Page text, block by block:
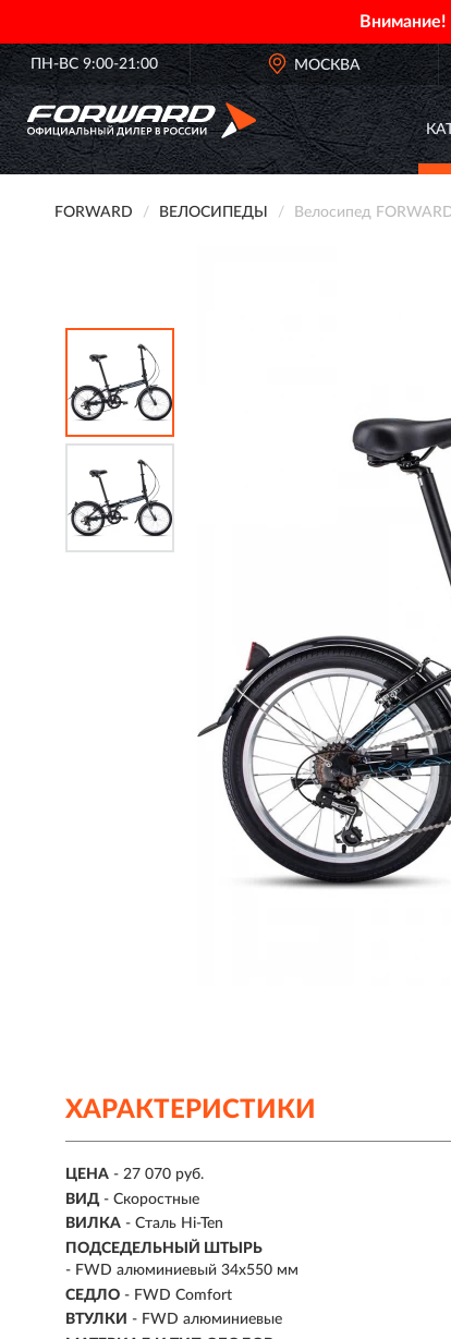
Внимание!
ПН-ВС 9:00-21:00 МОСКВА
ОФИЦИАЛЬНЫЙ ДИЛЕРFORWARD В РОССИИ
FORWARD ВЕЛОСИПЕДЫ Велосипед
ХАРАКТЕРИСТИКИ
ЦЕНА - 27 070 руб.
ВИД - Скоростные
ВИЛКА - Сталь Hi-Ten
ПОДСЕДЕЛЬНЫЙ ШТЫРЬ
- FWD алюминиевый 34x550 мм
СЕДЛО - FWD Comfort
ВТУЛКИ - FWD алюминиевые